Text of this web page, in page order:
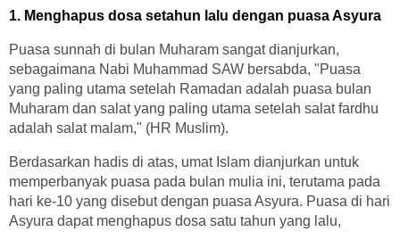
1. Menghapus dosa setahun lalu dengan puasa Asyura
Puasa sunnah di bulan Muharam sangat dianjurkan,
sebagaimana Nabi Muhammad SAW bersabda, "Puasa
yang paling utama setelah Ramadan adalah puasa bulan
Muharam dan salat yang paling utama setelah salat fardhu
adalah salat malam," (HR Muslim).
Berdasarkan hadis di atas, umat Islam dianjurkan untuk
memperbanyak puasa pada bulan mulia ini, terutama pada
hari ke-10 yang disebut dengan puasa Asyura. Puasa di hari
Asyura dapat menghapus dosa satu tahun yang lalu,